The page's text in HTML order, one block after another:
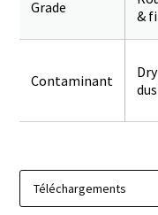
Grade
&
Contaminant
Dry